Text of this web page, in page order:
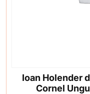
Ioan Holender
Cornel